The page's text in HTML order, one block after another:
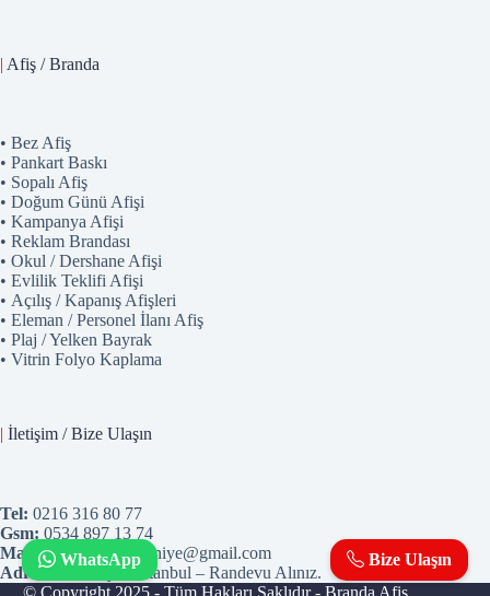
| Afiş / Branda
• Bez Afiş
• Pankart Baskı
• Sopalı Afiş
• Doğum Günü Afişi
• Kampanya Afişi
• Reklam Brandası
• Okul / Dershane Afişi
• Evlilik Teklifi Afişi
• Açılış / Kapanış Afişleri
• Eleman / Personel İlanı Afiş
• Plaj / Yelken Bayrak
• Vitrin Folyo Kaplama
| İletişim / Bize Ulaşın
Tel: 0216 316 80 77
Gsm: 0534 897 13 74
Mail:dijitalbaskiumraniye@gmail.com
Adres:Ümraniye / İstanbul – Randevu Alınız.
Bize Ulaşın
WhatsApp